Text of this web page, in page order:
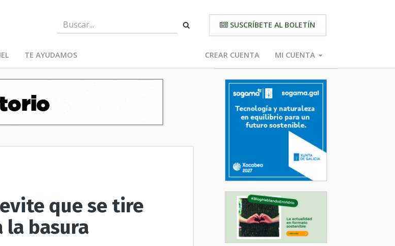
SUSCRÍBETE AL BOLETÍN
TE AYUDAMOS CREAR CUENTA MI CUENTA
que se tire
la basura